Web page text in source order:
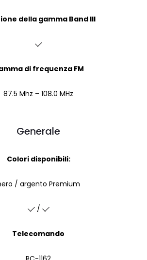
della gamma Band III
di frequenza FM
87.5 Mhz – 108.0 MHz
Generale
Colori disponibili:
/ argento Premium
/
Telecomando